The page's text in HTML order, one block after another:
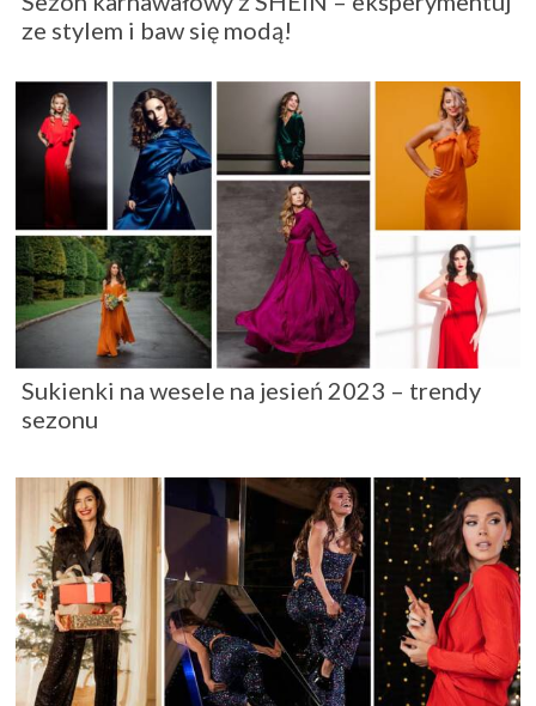
ze stylem i baw się modą!
Sukienki na wesele na jesień 2023 – trendy
sezonu